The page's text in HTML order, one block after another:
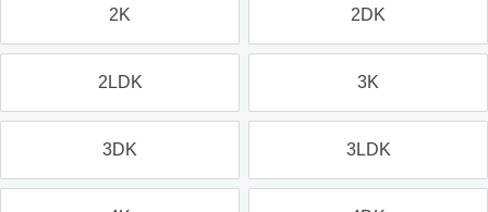
2K 2DK
2LDK 3K
3DK 3LDK